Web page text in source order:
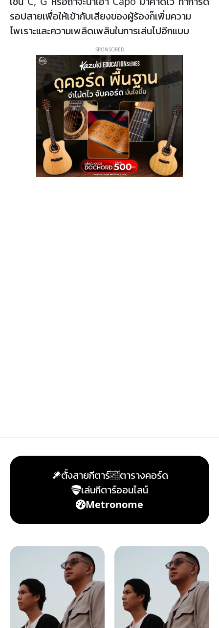
รอปสายเพื่อให้เข้ากับเสียงของผู้ร้องก็เพิ่มความ
ไพเราะและความเพลิดเพลินในการเล่นไปอีกแบบ
SPONSORED
ตั้งสายกีตาร์
ตารางคอร์ด
เล่นกีตาร์ออนไลน์
Metronome